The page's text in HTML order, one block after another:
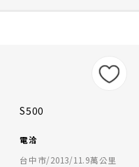
S500
電洽
台中市/2013/11.9萬公里